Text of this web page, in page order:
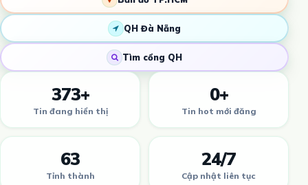
QH Đà Nẵng
Tìm cổng QH
373+
Tin đang hiển thị
0+
Tin hot mới đăng
63
Tỉnh thành
24/7
Cập nhật liên tục